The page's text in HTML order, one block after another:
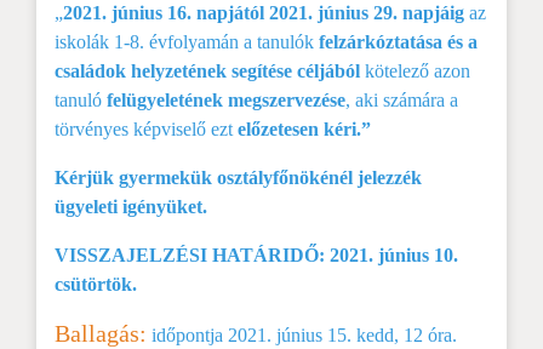
„2021. június 16. napjától 2021. június 29. napjáig az
iskolák 1-8. évfolyamán a tanulók felzárkóztatása és a
családok helyzetének segítése céljából kötelező azon
tanuló felügyeletének megszervezése, aki számára a
törvényes képviselő ezt előzetesen kéri.”
Kérjük gyermekük osztályfőnökénél jelezzék
ügyeleti igényüket.
VISSZAJELZÉSI HATÁRIDŐ: 2021. június 10.
csütörtök.
Ballagás: időpontja 2021. június 15. kedd, 12 óra.